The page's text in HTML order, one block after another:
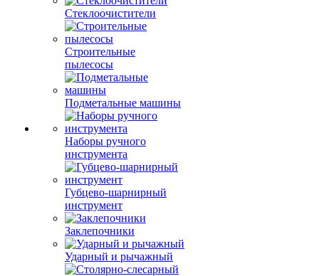
Стеклоочистители
Строительные
пылесосы
Подметальные машины
Наборы ручного
инструмента
Губцево-шарнирный
инструмент
Заклепочники
Ударный и рычажный